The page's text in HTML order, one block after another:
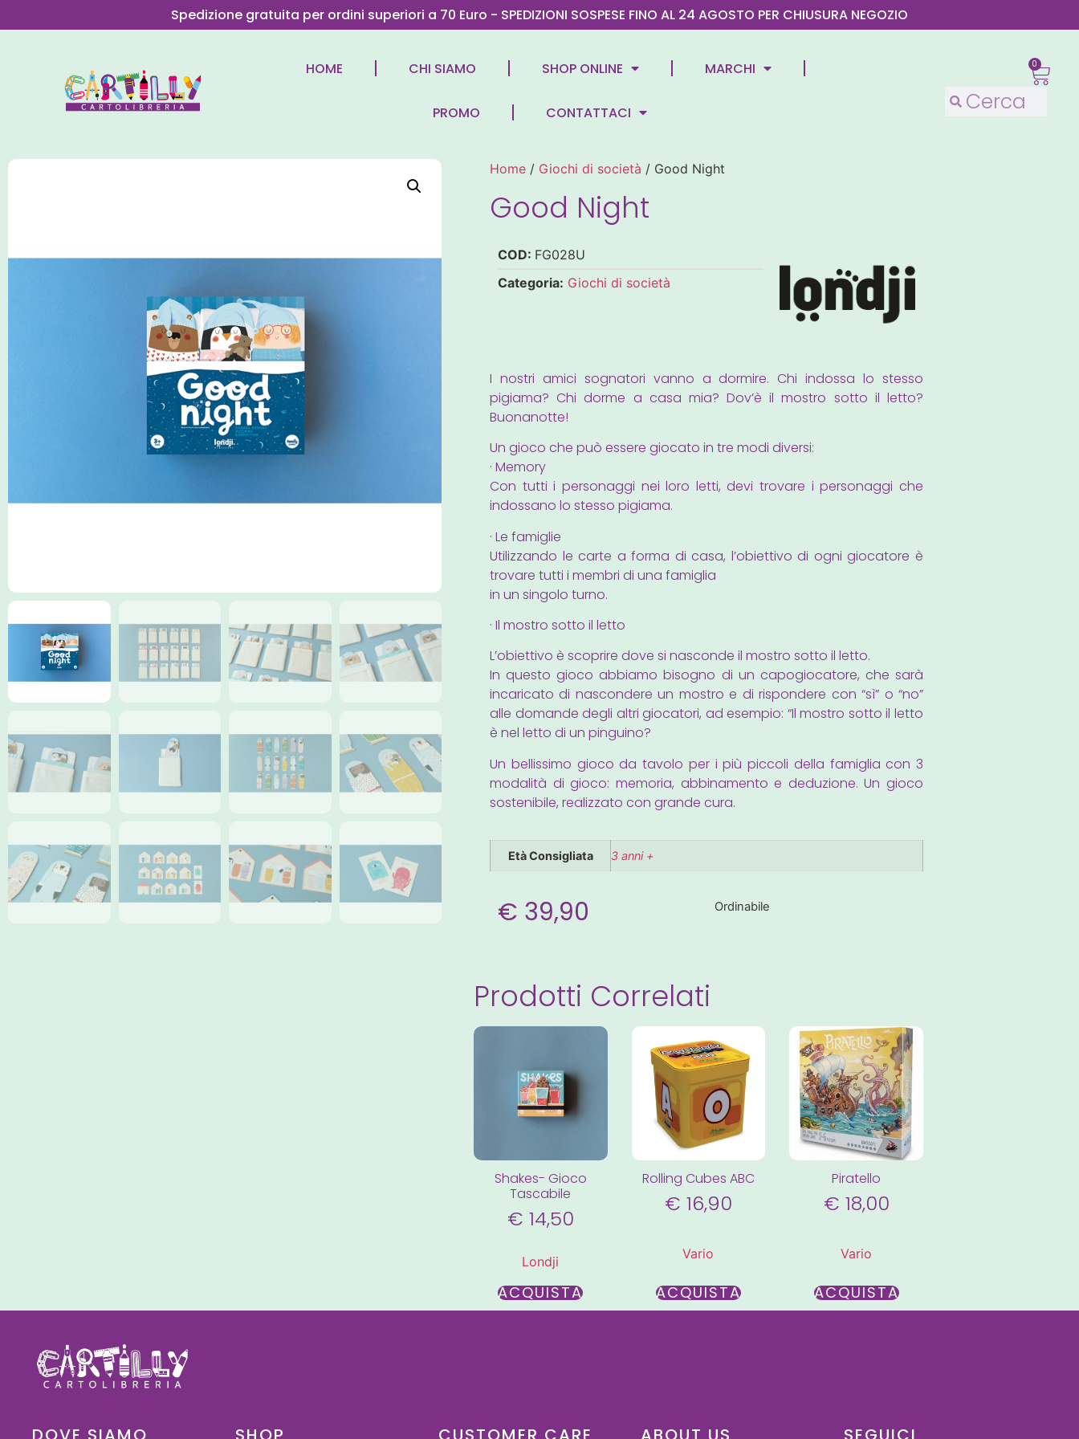
Spedizione gratuita per ordini superiori a 70 Euro - SPEDIZIONI SOSPESE FINO AL 24 AGOSTO PER CHIUSURA NEGOZIO
HOME CHI SIAMO SHOP ONLINE MARCHI
PROMO CONTATTACI
0
Home / Giochi di società / Good Night
Good Night
COD: FG028U
Categoria: Giochi di società
I nostri amici sognatori vanno a dormire. Chi indossa lo stesso
pigiama? Chi dorme a casa mia? Dov’è il mostro sotto il letto?
Buonanotte!
Un gioco che può essere giocato in tre modi diversi:
· Memory
Con tutti i personaggi nei loro letti, devi trovare i personaggi che
indossano lo stesso pigiama.
· Le famiglie
Utilizzando le carte a forma di casa, l’obiettivo di ogni giocatore è
trovare tutti i membri di una famiglia
in un singolo turno.
· Il mostro sotto il letto
L’obiettivo è scoprire dove si nasconde il mostro sotto il letto.
In questo gioco abbiamo bisogno di un capogiocatore, che sarà
incaricato di nascondere un mostro e di rispondere con “sì” o “no”
alle domande degli altri giocatori, ad esempio: “Il mostro sotto il letto
è nel letto di un pinguino?
Un bellissimo gioco da tavolo per i più piccoli della famiglia con 3
modalità di gioco: memoria, abbinamento e deduzione. Un gioco
sostenibile, realizzato con grande cura.
Età Consigliata 3 anni +
€ 39,90 Ordinabile
Prodotti Correlati
Shakes- Gioco
Tascabile
€ 14,50
Londji
ACQUISTA
Rolling Cubes ABC
€ 16,90
Vario
ACQUISTA
Piratello
€ 18,00
Vario
ACQUISTA